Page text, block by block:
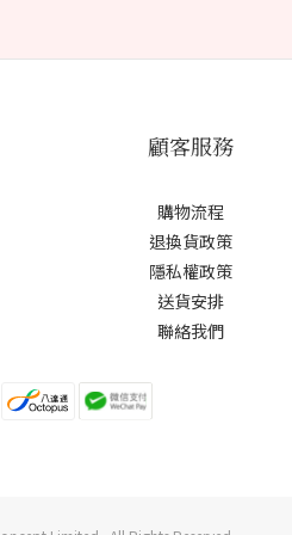
顧客服務
購物流程
退換貨政策
隱私權政策
送貨安排
聯絡我們